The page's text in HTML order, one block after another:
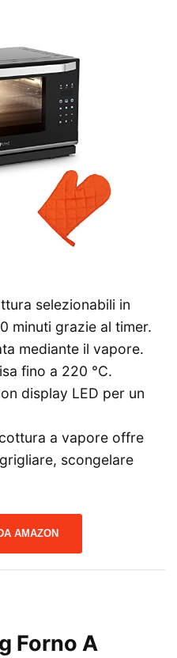
selezionabili in
minuti grazie al timer.
mediante il vapore.
fino a 220 °C.
display LED per un
a vapore offre
scongelare
AMAZON
Forno A